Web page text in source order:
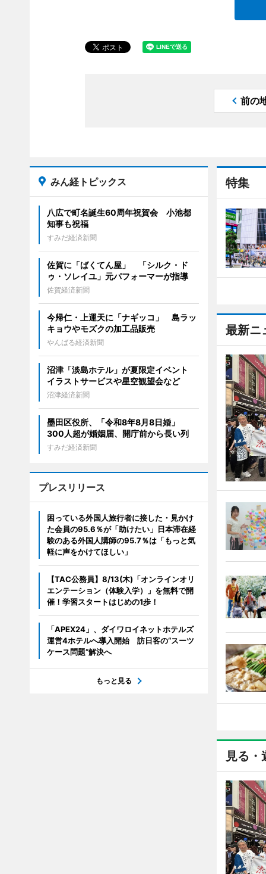
前の
特集
最新ニ
見る・
みん経トピックス
八広で町名誕生60周年祝賀会 小池都
知事も祝福
すみだ経済新聞
佐賀に「ばくてん屋」 「シルク・ド
ゥ・ソレイユ」元パフォーマーが指導
佐賀経済新聞
今帰仁・上運天に「ナギッコ」 島ラッ
キョウやモズクの加工品販売
やんばる経済新聞
沼津「淡島ホテル」が夏限定イベント
イラストサービスや星空観望会など
沼津経済新聞
墨田区役所、「令和8年8月8日婚」
300人超が婚姻届、開庁前から長い列
すみだ経済新聞
プレスリリース
困っている外国人旅行者に接した・見かけ
た会員の95.6％が「助けたい」日本滞在経
験のある外国人講師の95.7％は「もっと気
軽に声をかけてほしい」
【TAC公務員】8/13(木)「オンラインオリ
エンテーション（体験入学）」を無料で開
催！学習スタートはじめの1歩！
「APEX24」、ダイワロイネットホテルズ
運営4ホテルへ導入開始 訪日客の“スーツ
ケース問題”解決へ
もっと見る